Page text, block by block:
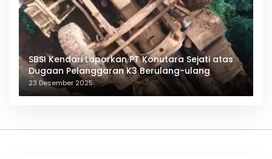
SBSI Kendari Laporkan PT Konutara Sejati atas
Dugaan Pelanggaran K3 Berulang-ulang
23 Desember 2025